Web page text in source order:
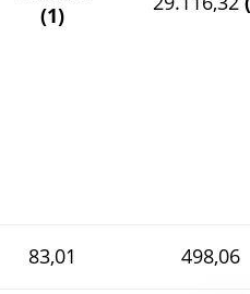
(1)
83,01
498,06